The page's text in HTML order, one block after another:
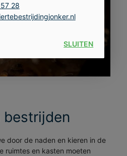
bestrijden
door de naden en kieren in de
ruimtes en kasten moeten
28
SLUITEN